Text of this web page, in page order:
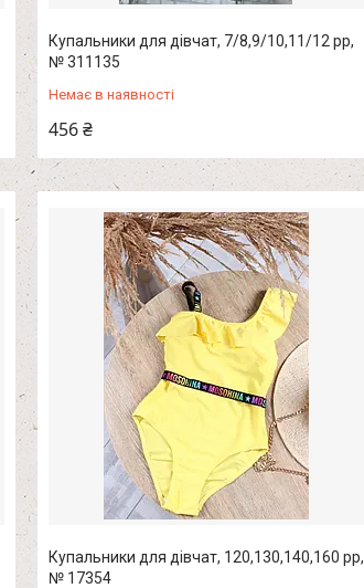
Купальники для дівчат, 7/8,9/10,11/12 рр,
№ 311135
Немає в наявності
456 ₴
Купальники для дівчат, 120,130,140,160 рр,
№ 17354